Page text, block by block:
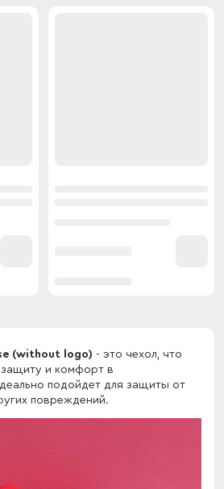
(without logo) - это чехол, что
и комфорт в
подойдет для защиты от
повреждений.